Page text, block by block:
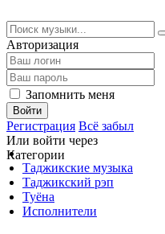
Авторизация
Запомнить меня
Войти
Регистрация Всё забыл
Или войти через
Категории
Таджикские музыка
Таджикский рэп
Туёна
Исполнители